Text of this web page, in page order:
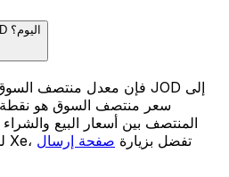
ما هو سعر الصرف JOD إلى NZD اليوم؟
المنتصف بين أسعار البيع
لمعرفة تكلفة هذا التحويل مع Xe، تفضل بزيارة صفحة إرسال